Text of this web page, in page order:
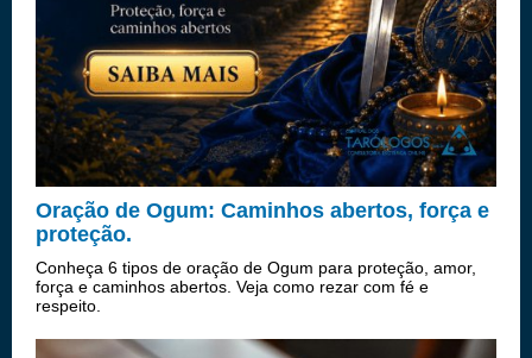
Oração de Ogum: Caminhos abertos, força e
proteção.
Conheça 6 tipos de oração de Ogum para proteção, amor,
força e caminhos abertos. Veja como rezar com fé e
respeito.